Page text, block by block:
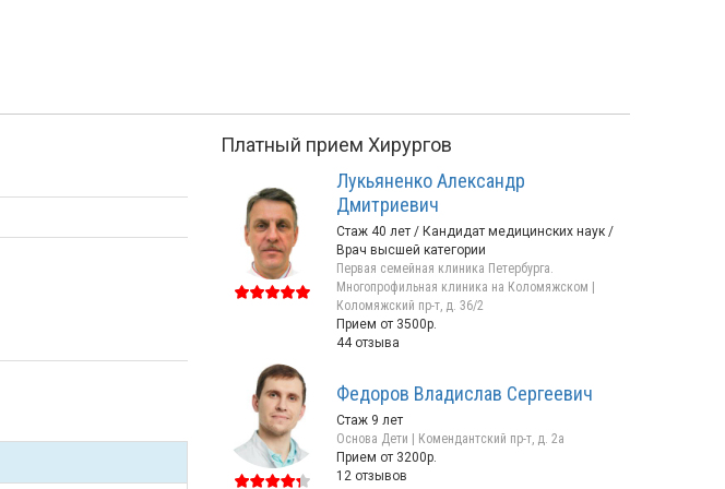
Платный прием Хирургов
Лукьяненко Александр
Дмитриевич
Стаж 40 лет / Кандидат медицинских наук /
Врач высшей категории
Первая семейная клиника Петербурга.
Многопрофильная клиника на Коломяжском |
Коломяжский пр-т, д. 36/2
Прием от 3500р.
44 отзыва
Федоров Владислав Сергеевич
Стаж 9 лет
Основа Дети | Комендантский пр-т, д. 2а
Прием от 3200р.
12 отзывов